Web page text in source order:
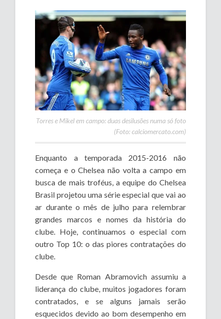
Torres e Mikel em campo: duas desilusões numa só foto
(Foto: calciomercato.com)
Enquanto a temporada 2015-2016 não
começa e o Chelsea não volta a campo em
busca de mais troféus, a equipe do Chelsea
Brasil projetou uma série especial que vai ao
ar durante o mês de julho para relembrar
grandes marcos e nomes da história do
clube. Hoje, continuamos o especial com
outro Top 10: o das piores contratações do
clube.
Desde que Roman Abramovich assumiu a
liderança do clube, muitos jogadores foram
contratados, e se alguns jamais serão
esquecidos devido ao bom desempenho em